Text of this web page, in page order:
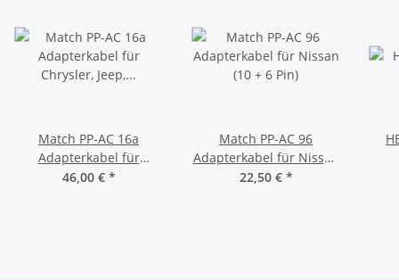
Match PP-AC 16a
Adapterkabel für
Chrysler, Jeep, Fiat 500
46,00 € *
Match PP-AC 96
Adapterkabel für Nissan
(10 + 6 Pin)
22,50 € *